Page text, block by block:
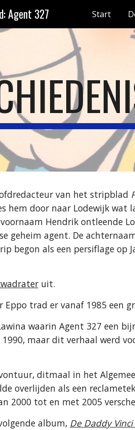
content
Agent 327 Start
van het stripblad
hem door naar Lodewijk
Hendrik ontleende
geheim agent. De
begon als een persiflage
uit.
Eppo trad er vanaf 1985 een
waarin Agent 327 een
1990, maar dit verhaal werd
ditmaal in het
overlijden als een
2000 tot en met 2005
album, De Daddy Vinci